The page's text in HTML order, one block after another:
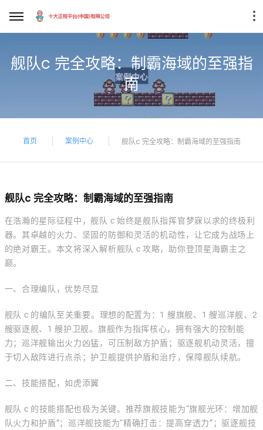
舰队c 完全攻略：制霸海域的至强指
南
首页 案例中心 舰队c 完全攻略：制霸海域的至强指南
舰队c 完全攻略：制霸海域的至强指南
在浩瀚的星际征程中，舰队 c 始终是舰队指挥官梦寐以求的终极利
器。其卓越的火力、坚固的防御和灵活的机动性，让它成为战场上
的绝对霸王。本文将深入解析舰队 c 攻略，助你登顶星海霸主之
巅。
一、合理编队，优势尽显
舰队 c 的编队至关重要。理想的配置为：1 艘旗舰、1 艘巡洋舰、2
艘驱逐舰、1 艘护卫舰。旗舰作为指挥核心，拥有强大的控制能
力；巡洋舰输出火力凶猛，可压制敌方护盾；驱逐舰机动灵活，擅
于切入敌阵进行点杀；护卫舰提供护盾和治疗，保障舰队续航。
二、技能搭配，如虎添翼
舰队 c 的技能搭配也极为关键。推荐旗舰技能为“旗舰光环：增加舰
队火力和护盾”；巡洋舰技能为“精确打击：提高穿透力”；驱逐舰技